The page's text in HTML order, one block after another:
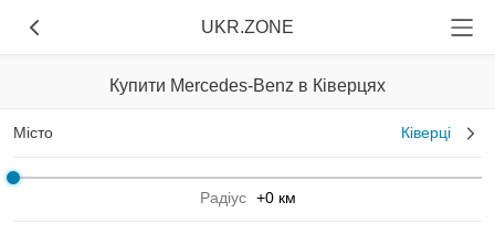
UKR.ZONE
Купити Mercedes-Benz в Ківерцях
Місто Ківерці
Радіус +0 км